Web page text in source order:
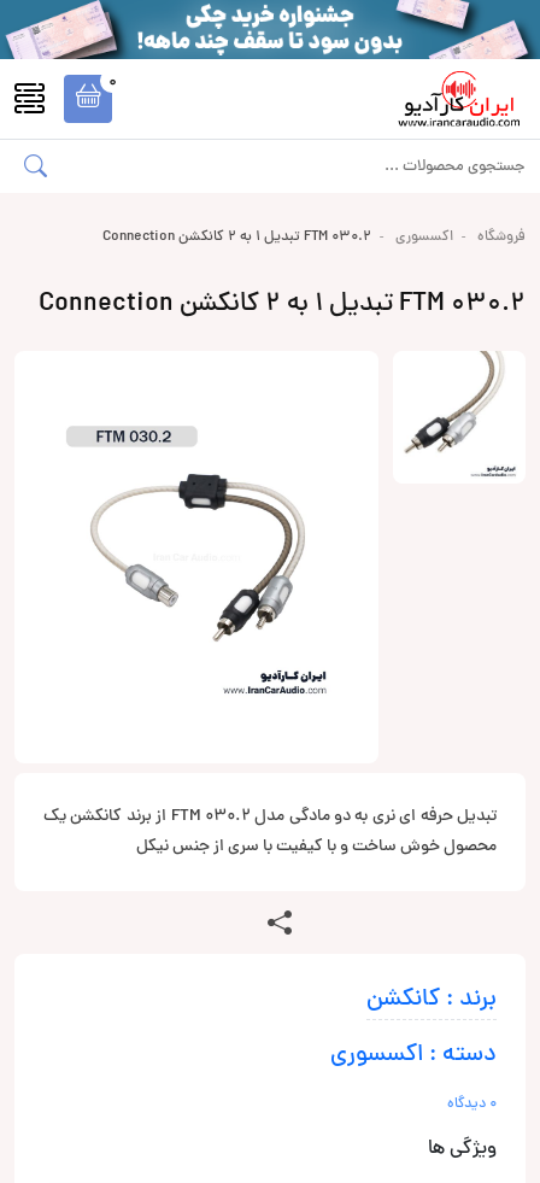
0
فروشگاه اکسسوری FTM 030.2 تبدیل 1 به 2 کانکشن Connection
FTM 030.2 تبدیل 1 به 2 کانکشن Connection
تبدیل حرفه ای نری به دو مادگی مدل FTM 030.2 از برند کانکشن یک
محصول خوش ساخت و با کیفیت با سری از جنس نیکل
برند : کانکشن
دسته : اکسسوری
0 دیدگاه
ویژگی ها